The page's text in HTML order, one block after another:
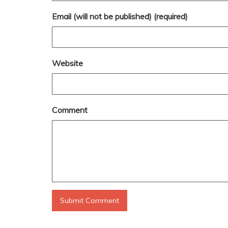
Email (will not be published) (required)
Website
Comment